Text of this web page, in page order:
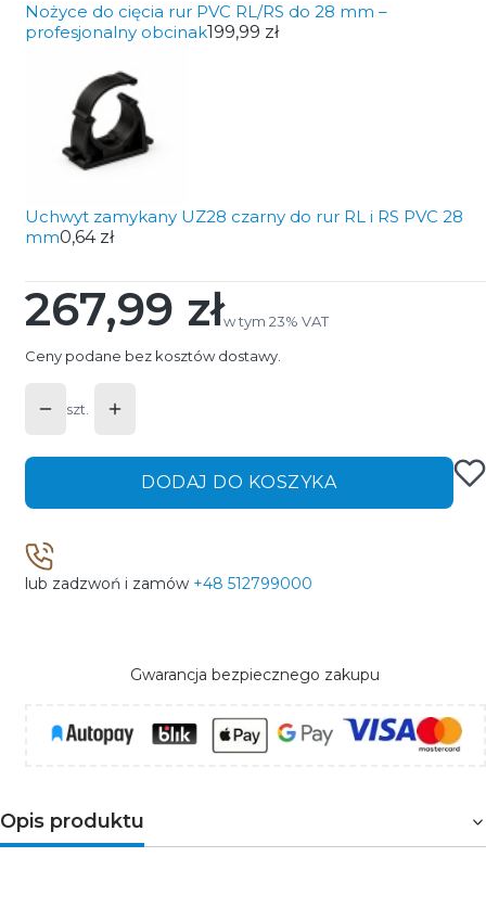
Nożyce do cięcia rur PVC RL/RS do 28 mm –
profesjonalny obcinak199,99 zł
Uchwyt zamykany UZ28 czarny do rur RL i RS PVC 28
mm0,64 zł
Cena
267,99 złw tym 23% VAT
w tym 23% VAT
Ceny podane bez kosztów dostawy.
szt.
DODAJ DO KOSZYKA
lub zadzwoń i zamów +48 512799000
Gwarancja bezpiecznego zakupu
Opis produktu